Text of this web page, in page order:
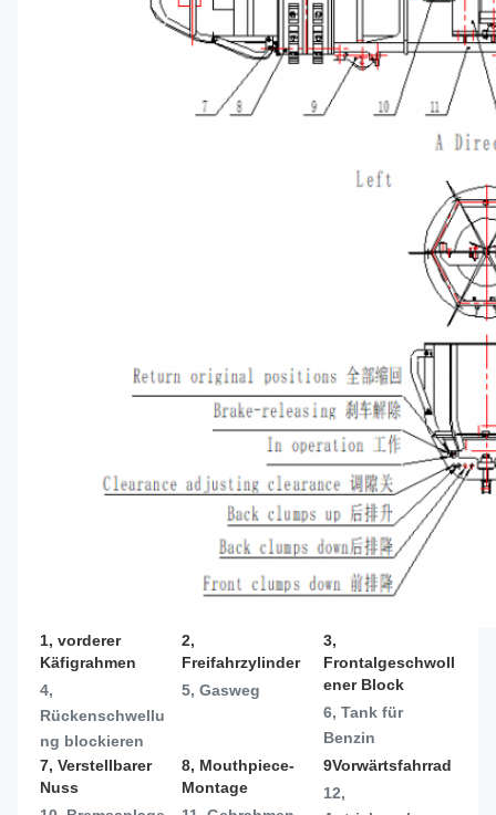
1, vorderer
Käfigrahmen
4,
Rückenschwellu
ng blockieren
2,
Freifahrzylinder
5, Gasweg
3,
Frontalgeschwoll
ener Block
6, Tank für
Benzin
7, Verstellbarer
Nuss
8, Mouthpiece-
Montage
9Vorwärtsfahrrad
12,